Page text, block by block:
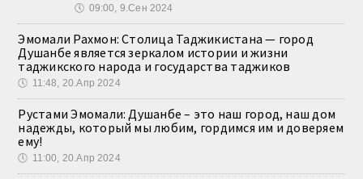
🕔 09:00, 9.Сен 2024
Эмомали Рахмон: Столица Таджикистана — город
Душанбе является зеркалом истории и жизни
таджикского народа и государства таджиков
🕔 11:48, 20.Апр 2024
Рустами Эмомали: Душанбе – это наш город, наш дом
надежды, который мы любим, гордимся им и доверяем
ему!
🕔 11:00, 20.Апр 2024